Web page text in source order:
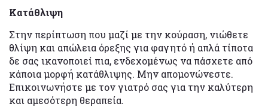
Κατάθλιψη
Στην περίπτωση που μαζί με την κούραση, νιώθετε
θλίψη και απώλεια όρεξης για φαγητό ή απλά τίποτα
δε σας ικανοποιεί πια, ενδεχομένως να πάσχετε από
κάποια μορφή κατάθλιψης. Μην απομονώνεστε.
Επικοινωνήστε με τον γιατρό σας για την καλύτερη
και αμεσότερη θεραπεία.